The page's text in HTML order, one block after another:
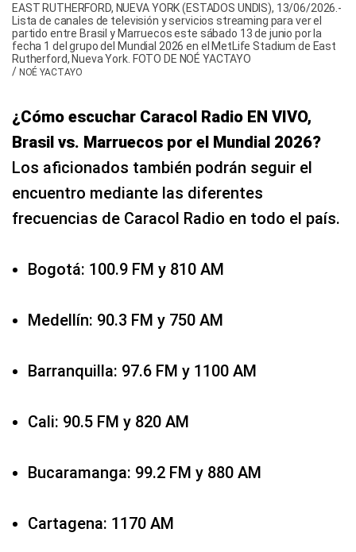
EAST RUTHERFORD, NUEVA YORK (ESTADOS UNDIS), 13/06/2026.-
Lista de canales de televisión y servicios streaming para ver el
partido entre Brasil y Marruecos este sábado 13 de junio por la
fecha 1 del grupo del Mundial 2026 en el MetLife Stadium de East
Rutherford, Nueva York. FOTO DE NOÉ YACTAYO
/ NOÉ YACTAYO
¿Cómo escuchar Caracol Radio EN VIVO,
Brasil vs. Marruecos por el Mundial 2026?
Los aficionados también podrán seguir el
encuentro mediante las diferentes
frecuencias de Caracol Radio en todo el país.
Bogotá: 100.9 FM y 810 AM
Medellín: 90.3 FM y 750 AM
Barranquilla: 97.6 FM y 1100 AM
Cali: 90.5 FM y 820 AM
Bucaramanga: 99.2 FM y 880 AM
Cartagena: 1170 AM